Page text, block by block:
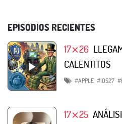
EPISODIOS RECIENTES
17⨯26
CALENTITOS
#APPLE #IOS27
17⨯25